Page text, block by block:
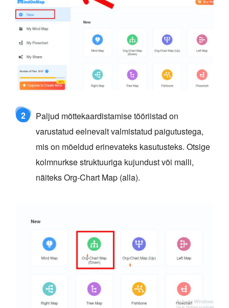
2
Paljud mõttekaardistamise tööriistad on
varustatud eelnevalt valmistatud paigutustega,
mis on mõeldud erinevateks kasutusteks. Otsige
kolmnurkse struktuuriga kujundust või malli,
näiteks Org-Chart Map (alla).